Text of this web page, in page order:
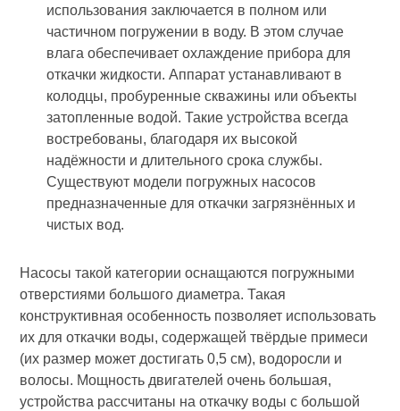
использования заключается в полном или
частичном погружении в воду. В этом случае
влага обеспечивает охлаждение прибора для
откачки жидкости. Аппарат устанавливают в
колодцы, пробуренные скважины или объекты
затопленные водой. Такие устройства всегда
востребованы, благодаря их высокой
надёжности и длительного срока службы.
Существуют модели погружных насосов
предназначенные для откачки загрязнённых и
чистых вод.
Насосы такой категории оснащаются погружными
отверстиями большого диаметра. Такая
конструктивная особенность позволяет использовать
их для откачки воды, содержащей твёрдые примеси
(их размер может достигать 0,5 см), водоросли и
волосы. Мощность двигателей очень большая,
устройства рассчитаны на откачку воды с большой